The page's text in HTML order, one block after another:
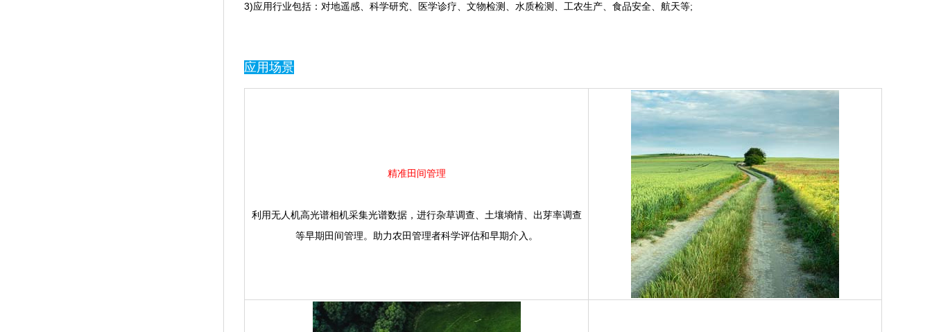
3)应用行业包括：对地遥感、科学研究、医学诊疗、文物检测、水质检测、工农生产、食品安全、航天等;
应用场景
精准田间管理
利用无人机高光谱相机采集光谱数据，进行杂草调查、土壤墒情、出芽率调查
等早期田间管理。助力农田管理者科学评估和早期介入。